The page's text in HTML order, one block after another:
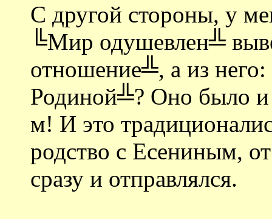
С другой стороны, у
╚Мир одушевлен╩
отношение╩, а из
Родиной╩? Оно было и
м! И это
родство с Есениным,
сразу и отправлялся.